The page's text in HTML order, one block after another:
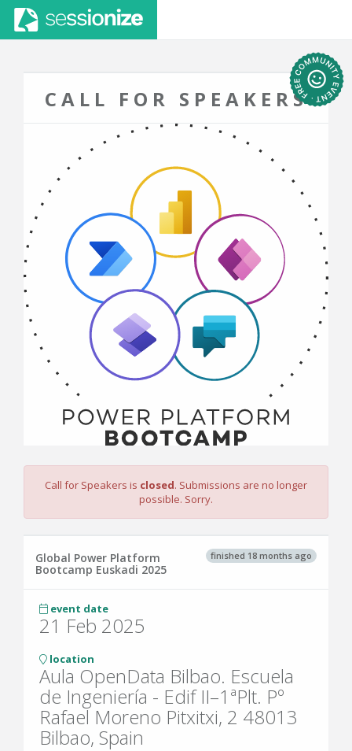
CALL FOR SPEAKERS
Call for Speakers is closed. Submissions are no longer
possible. Sorry.
finished 18 months ago
Global Power Platform
Bootcamp Euskadi 2025
event date
21 Feb 2025
location
Aula OpenData Bilbao. Escuela
de Ingeniería - Edif II–1ªPlt. Pº
Rafael Moreno Pitxitxi, 2 48013
Bilbao, Spain